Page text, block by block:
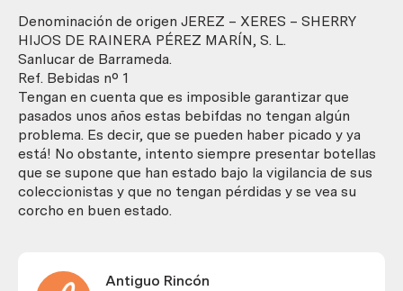
cantidad
Denominación de origen JEREZ – XERES – SHERRY
HIJOS DE RAINERA PÉREZ MARÍN, S. L.
Sanlucar de Barrameda.
Ref. Bebidas nº 1
Tengan en cuenta que es imposible garantizar que
pasados unos años estas bebifdas no tengan algún
problema. Es decir, que se pueden haber picado y ya
está! No obstante, intento siempre presentar botellas
que se supone que han estado bajo la vigilancia de sus
coleccionistas y que no tengan pérdidas y se vea su
corcho en buen estado.
Antiguo Rincón